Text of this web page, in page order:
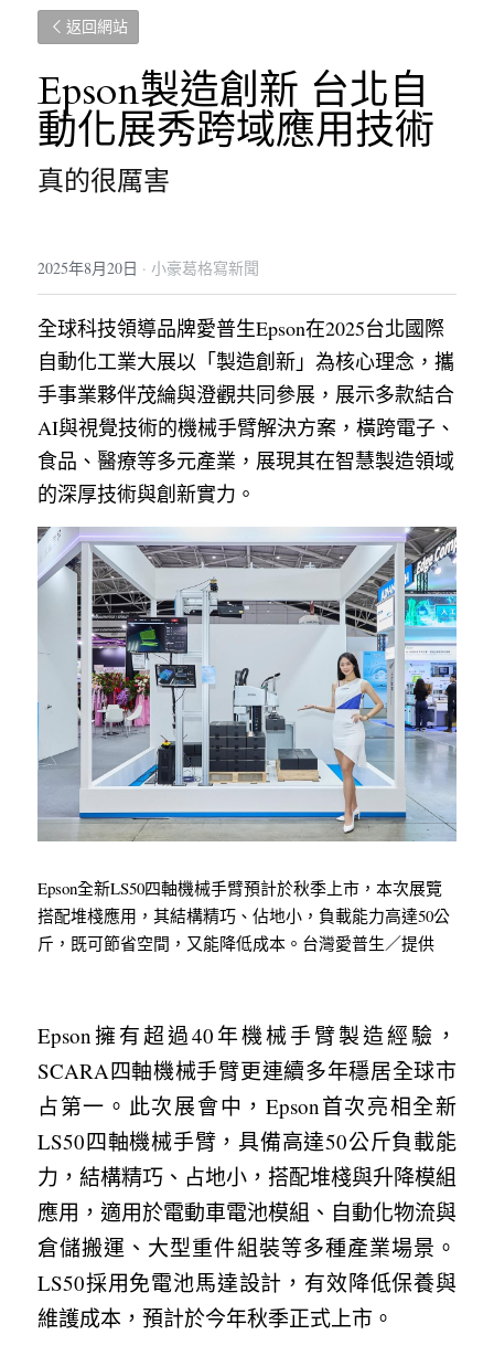
返回網站
Epson製造創新 台北自
動化展秀跨域應用技術
真的很厲害
2025年8月20日 · 小豪葛格寫新聞
全球科技領導品牌愛普生Epson在2025台北國際
自動化工業大展以「製造創新」為核心理念，攜
手事業夥伴茂綸與澄觀共同參展，展示多款結合
AI與視覺技術的機械手臂解決方案，橫跨電子、
食品、醫療等多元產業，展現其在智慧製造領域
的深厚技術與創新實力。
Epson全新LS50四軸機械手臂預計於秋季上市，本次展覽
搭配堆棧應用，其結構精巧、佔地小，負載能力高達50公
斤，既可節省空間，又能降低成本。台灣愛普生／提供
Epson擁有超過40年機械手臂製造經驗，
SCARA四軸機械手臂更連續多年穩居全球市
占第一。此次展會中，Epson首次亮相全新
LS50四軸機械手臂，具備高達50公斤負載能
力，結構精巧、占地小，搭配堆棧與升降模組
應用，適用於電動車電池模組、自動化物流與
倉儲搬運、大型重件組裝等多種產業場景。
LS50採用免電池馬達設計，有效降低保養與
維護成本，預計於今年秋季正式上市。